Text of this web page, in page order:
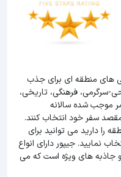
های منطقه ای برای جذب
سرگرمی، فرهنگی، تاریخی،
موجب شده سالانه
مقصد سفر خود انتخاب کنند.
را دارید می توانید برای
نمایید. جیپور دارای انواع
جاذبه های ویژه است که می